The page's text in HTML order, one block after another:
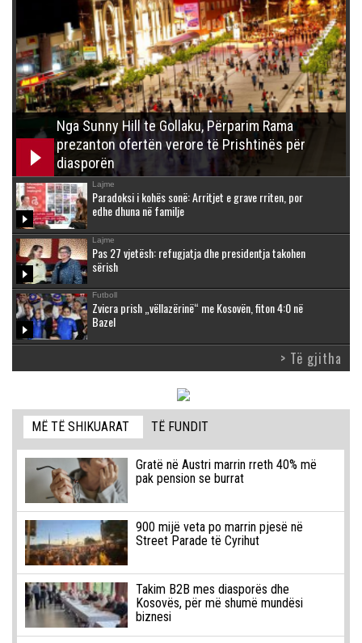
Nga Sunny Hill te Gollaku, Përparim Rama
prezanton ofertën verore të Prishtinës për
diasporën
Lajme
Paradoksi i kohës sonë: Arritjet e grave rriten, por
edhe dhuna në familje
Lajme
Pas 27 vjetësh: refugjatja dhe presidentja takohen
sërish
Futboll
Zvicra prish „vëllazërinë“ me Kosovën, fiton 4:0 në
Bazel
> Të gjitha
MË TË SHIKUARAT TË FUNDIT
Gratë në Austri marrin rreth 40% më
pak pension se burrat
900 mijë veta po marrin pjesë në
Street Parade të Cyrihut
Takim B2B mes diasporës dhe
Kosovës, për më shumë mundësi
biznesi